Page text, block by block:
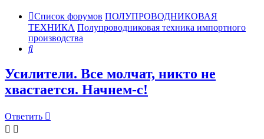
Список форумов ПОЛУПРОВОДНИКОВАЯ
ТЕХНИКА Полупроводниковая техника импортного
производства
Поиск
Усилители. Все молчат, никто не
хвастается. Начнем-с!
Ответить